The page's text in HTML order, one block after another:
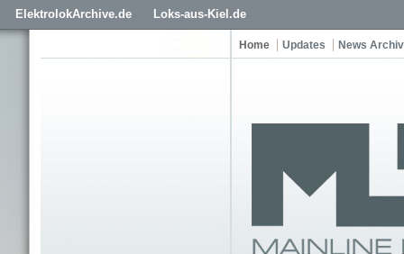
ElektrolokArchive.de Loks-aus-Kiel.de
Home Updates News Archiv